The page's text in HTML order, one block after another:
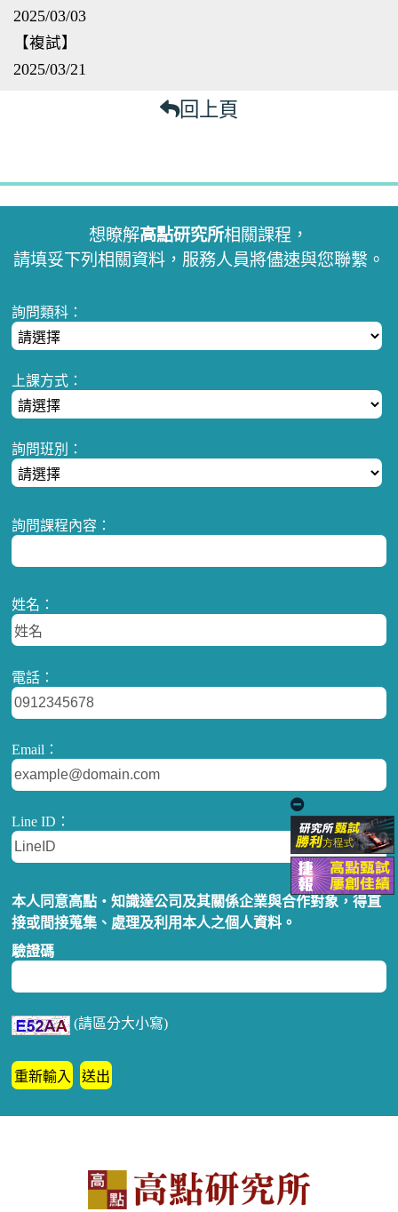
2025/03/03
【複試】
2025/03/21
回上頁
想瞭解高點研究所相關課程，
請填妥下列相關資料，服務人員將儘速與您聯繫。
詢問類科：
上課方式：
詢問班別：
詢問課程內容：
姓名：
電話：
Email：
Line ID：
本人同意高點‧知識達公司及其關係企業與合作對象，得直
接或間接蒐集、處理及利用本人之個人資料。
驗證碼
(請區分大小寫)